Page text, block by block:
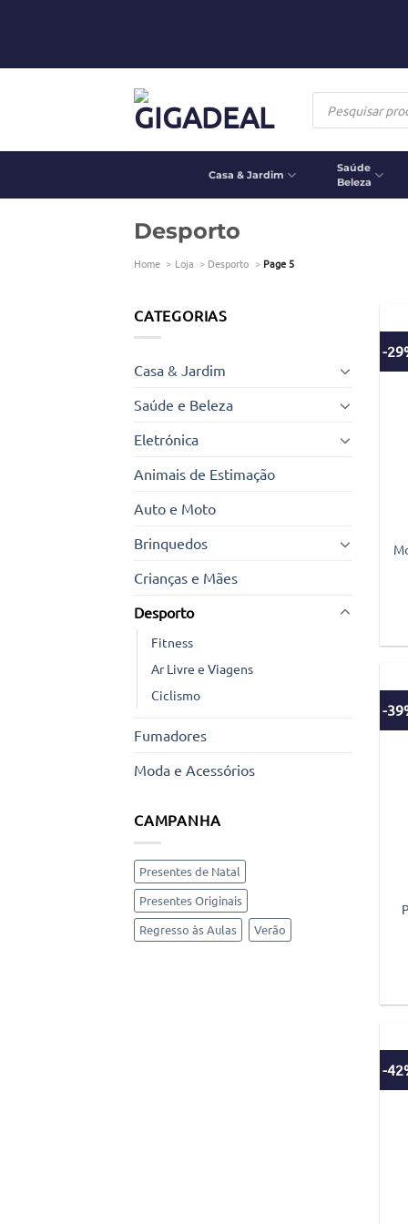
Products
search
Casa & Jardim
Saúde
Beleza
Desporto
Home Loja Desporto Page 5
CATEGORIAS
Casa & Jardim
Saúde e Beleza
Eletrónica
Animais de Estimação
Auto e Moto
Brinquedos
Crianças e Mães
Desporto
Fitness
Ar Livre e Viagens
Ciclismo
Fumadores
Moda e Acessórios
CAMPANHA
Presentes de Natal
Presentes Originais
Regresso às Aulas
Verão
-
-
-